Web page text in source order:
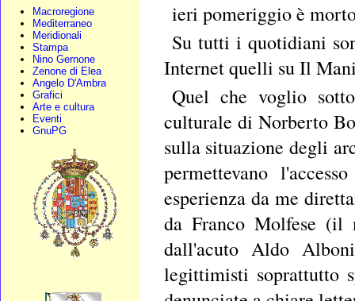
Macroregione
Mediterraneo
Meridionali
Stampa
Nino Gernone
Zenone di Elea
Angelo D'Ambra
Grafici
Arte e cultura
Eventi
GnuPG
ieri pomeriggio è
Su tutti i quotidiani
Internet quelli su Il
Quel che voglio
culturale di Norberto
sulla situazione degli
permettevano
esperienza da me
da Franco Molfese (il
dall'acuto Aldo
legittimisti soprattutto